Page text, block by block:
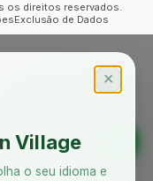
os direitos reservados.
Exclusão de Dados
✕
Village
o seu idioma e